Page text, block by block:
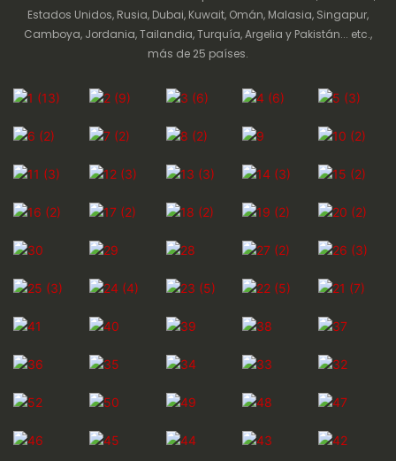
Estados Unidos, Rusia, Dubai, Kuwait, Omán, Malasia, Singapur,
Camboya, Jordania, Tailandia, Turquía, Argelia y Pakistán... etc.,
más de 25 países.